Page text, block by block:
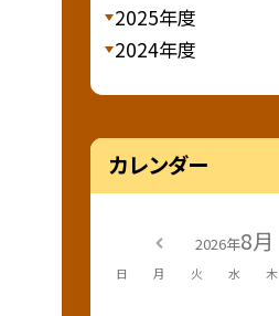
2025年度
2024年度
カレンダー
2026年8月
日 月 火 水 木